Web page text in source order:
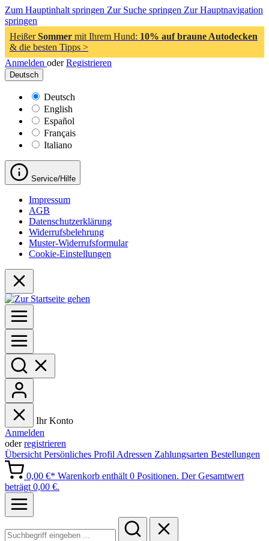
Zum Hauptinhalt springen Zur Suche springen Zur Hauptnavigation
springen
HeißerSommer mit Ihrem Hund: 10% auf braune Autodecken
& die besten Tipps >
Anmelden oder Registrieren
Deutsch
Deutsch
English
Español
Français
Italiano
Service/Hilfe
Impressum
AGB
Datenschutzerklärung
Widerrufsbelehrung
Muster-Widerrufsformular
Cookie-Einstellungen
Ihr Konto
Anmelden
oderregistrieren
Übersicht Persönliches Profil Adressen Zahlungsarten Bestellungen
0,00 €* Warenkorb enthält 0 Positionen. Der Gesamtwert
beträgt 0,00 €.